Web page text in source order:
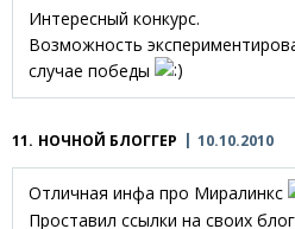
Интересный конкурс.
Возможность
случае победы
11. НОЧНОЙ БЛОГГЕР 10.10.2010
Отличная инфа про Миралинкс
Проставил ссылки на своих